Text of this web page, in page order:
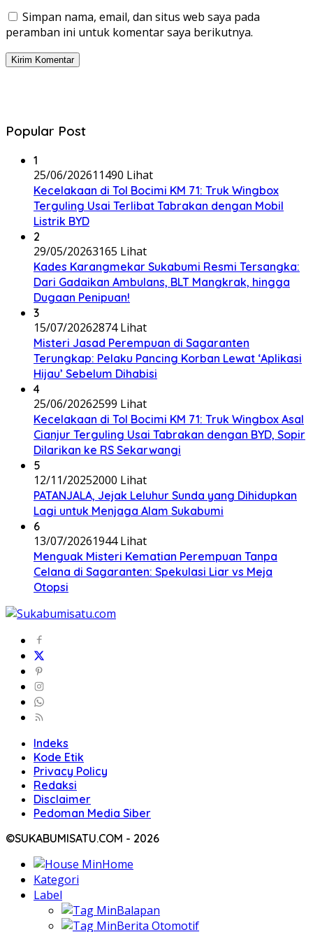
Simpan nama, email, dan situs web saya pada
peramban ini untuk komentar saya berikutnya.
Popular Post
1
25/06/202611490 Lihat
Kecelakaan di Tol Bocimi KM 71: Truk Wingbox
Terguling Usai Terlibat Tabrakan dengan Mobil
Listrik BYD
2
29/05/20263165 Lihat
Kades Karangmekar Sukabumi Resmi Tersangka:
Dari Gadaikan Ambulans, BLT Mangkrak, hingga
Dugaan Penipuan!
3
15/07/20262874 Lihat
Misteri Jasad Perempuan di Sagaranten
Terungkap: Pelaku Pancing Korban Lewat ‘Aplikasi
Hijau’ Sebelum Dihabisi
4
25/06/20262599 Lihat
Kecelakaan di Tol Bocimi KM 71: Truk Wingbox Asal
Cianjur Terguling Usai Tabrakan dengan BYD, Sopir
Dilarikan ke RS Sekarwangi
5
12/11/20252000 Lihat
PATANJALA, Jejak Leluhur Sunda yang Dihidupkan
Lagi untuk Menjaga Alam Sukabumi
6
13/07/20261944 Lihat
Menguak Misteri Kematian Perempuan Tanpa
Celana di Sagaranten: Spekulasi Liar vs Meja
Otopsi
Indeks
Kode Etik
Privacy Policy
Redaksi
Disclaimer
Pedoman Media Siber
©SUKABUMISATU.COM - 2026
Home
Kategori
Label
Balapan
Berita Otomotif